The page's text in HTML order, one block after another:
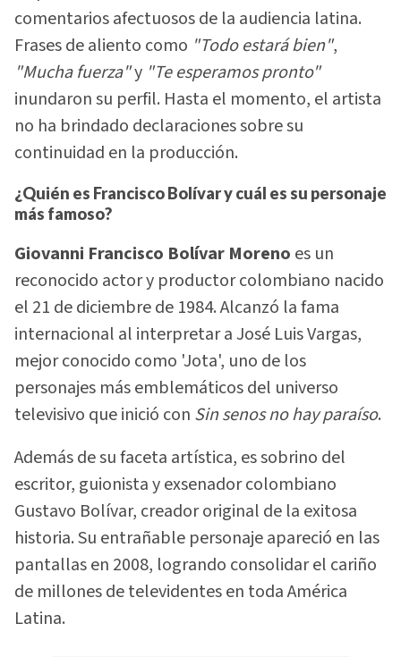
comentarios afectuosos de la audiencia latina.
Frases de aliento como "Todo estará bien",
"Mucha fuerza"y "Te esperamos pronto"
inundaron su perfil. Hasta el momento, el artista
no ha brindado declaraciones sobre su
continuidad en la producción.
¿Quién es Francisco Bolívar y cuál es su personaje
más famoso?
Giovanni Francisco Bolívar Moreno es un
reconocido actor y productor colombiano nacido
el 21 de diciembre de 1984. Alcanzó la fama
internacional al interpretar a José Luis Vargas,
mejor conocido como 'Jota', uno de los
personajes más emblemáticos del universo
televisivo que inició con Sin senos no hay paraíso.
Además de su faceta artística, es sobrino del
escritor, guionista y exsenador colombiano
Gustavo Bolívar, creador original de la exitosa
historia. Su entrañable personaje apareció en las
pantallas en 2008, logrando consolidar el cariño
de millones de televidentes en toda América
Latina.